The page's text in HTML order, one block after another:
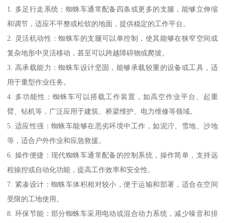
1. 多足行走系统：蜘蛛车通常配备四条或更多的支腿，能够立伸缩
和调节，适应不平整或松软的地面，提供稳定的工作平台。
2. 灵活机动性：蜘蛛车的支腿可以单控制，使其能够在狭窄空间或
复杂地形中灵活移动，甚至可以跨越障碍物或爬坡。
3. 高承载能力：蜘蛛车设计坚固，能够承载较重的设备或工具，适
用于重型作业任务。
4. 多功能性：蜘蛛车可以搭载工作装置，如高空作业平台、起重
臂、钻机等，广泛应用于建筑、桥梁维护、电力维修等领域。
5. 适应性强：蜘蛛车能够在恶劣环境中工作，如泥泞、雪地、沙地
等，适合户外作业和应急救援。
6. 操作便捷：现代蜘蛛车通常配备的控制系统，操作简单，支持远
程操控或自动化功能，提高工作效率和安全性。
7. 紧凑设计：蜘蛛车体积相对较小，便于运输和部署，适合在空间
受限的工地使用。
8. 环保节能：部分蜘蛛车采用电动或混合动力系统，减少噪音和排